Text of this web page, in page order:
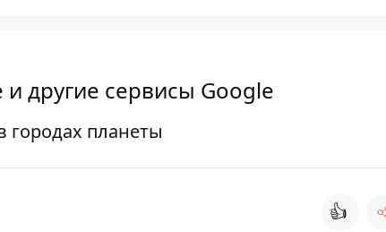
другие сервисы Google
городах планеты
👍